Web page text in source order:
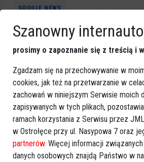
GOOGLE NEWS
Obserwuj nas i otrzymuj nowe
Dodaj eOstroleka do obserwowanych źródeł
Obserwuj w Google
Szanowny
prosimy o zapoznanie się z treścią i
Zgadzam się na przechowywanie w
cookies, jak też na przetwarzanie w
zachowań w niniejszym Serwisie moich
zapisywanych w tych plikach,
ramach korzystania z Serwisu przez
w Ostrołęce przy ul. Nasypowa 7 oraz
partnerów. Więcej informacji
danych osobowych znajdą Państwo w